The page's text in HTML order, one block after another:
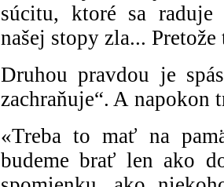
súcitu, ktoré sa raduje
našej stopy zla...
Druhou pravdou je
zachraňuje“. A
«Treba to mať na
budeme brať len ako